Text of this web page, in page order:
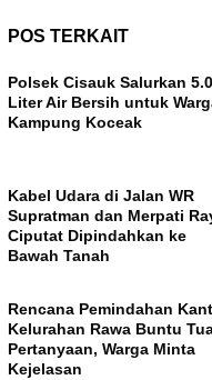
POS TERKAIT
Polsek Cisauk Salurkan
Liter Air Bersih untuk
Kampung Koceak
Kabel Udara di Jalan WR
Supratman dan Merpati
Ciputat Dipindahkan ke
Bawah Tanah
Rencana Pemindahan
Kelurahan Rawa Buntu
Pertanyaan, Warga Minta
Kejelasan